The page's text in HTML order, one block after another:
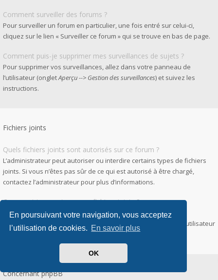
En poursuivant votre navigation, vous acceptez
l’utilisation de cookies. En savoir plus
OK
Comment surveiller des forums ?
Pour surveiller un forum en particulier, une fois entré sur celui-ci,
cliquez sur le lien « Surveiller ce forum » qui se trouve en bas de page.
Comment puis-je supprimer mes surveillances de sujets ?
Pour supprimer vos surveillances, allez dans votre panneau de
l’utilisateur (ongletAperçu --> Gestion des surveillances) et suivez les
instructions.
Fichiers joints
Quels fichiers joints sont autorisés sur ce forum ?
L’administrateur peut autoriser ou interdire certains types de fichiers
joints. Si vous n’êtes pas sûr de ce qui est autorisé à être chargé,
contactez l’administrateur pour plus d’informations.
Comment trouver tous mes fichiers joints ?
Pour accéder à la liste des fichiers que vous avez joints à vos
messages et messages privés, allez dans votre panneau de l’utilisateur
Concernant phpBB